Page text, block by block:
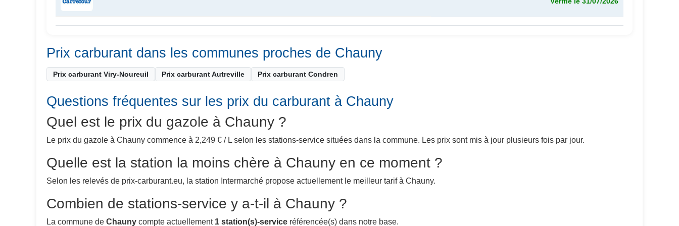
Prix carburant dans les communes proches de Chauny
Prix carburant Viry-Noureuil Prix carburant Autreville Prix carburant Condren
Questions fréquentes sur les prix du carburant à Chauny
Quel est le prix du gazole à Chauny ?
Le prix du gazole à Chauny commence à 2,249 € / L selon les stations-service situées dans la commune. Les prix sont mis à jour plusieurs fois par jour.
Quelle est la station la moins chère à Chauny en ce moment ?
Selon les relevés de prix-carburant.eu, la station Intermarché propose actuellement le meilleur tarif à Chauny.
Combien de stations-service y a-t-il à Chauny ?
La commune de Chauny compte actuellement 1 station(s)-service référencée(s) dans notre base.